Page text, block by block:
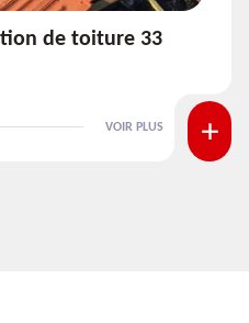
de toiture 33
VOIR PLUS